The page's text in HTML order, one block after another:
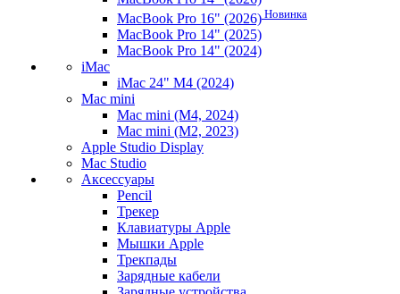
MacBook Pro 16" (2026) Новинка
MacBook Pro 14" (2025)
MacBook Pro 14" (2024)
iMac
iMac 24" M4 (2024)
Mac mini
Mac mini (M4, 2024)
Mac mini (M2, 2023)
Apple Studio Display
Mac Studio
Аксессуары
Pencil
Трекер
Клавиатуры Apple
Мышки Apple
Трекпады
Зарядные кабели